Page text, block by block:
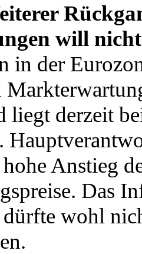
will
in der
liegt derzeit
Anstieg
Das
wohl